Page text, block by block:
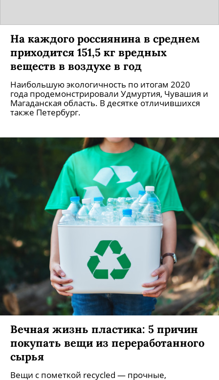
На каждого россиянина в среднем
приходится 151,5 кг вредных
веществ в воздухе в год
Наибольшую экологичность по итогам 2020
года продемонстрировали Удмуртия, Чувашия и
Магаданская область. В десятке отличившихся
также Петербург.
Вечная жизнь пластика: 5 причин
покупать вещи из переработанного
сырья
Вещи с пометкой recycled — прочные,